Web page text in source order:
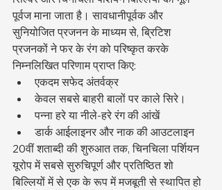
पूर्वज माना जाता है। सावधानीपूर्वक और
सुनियोजित प्रजनन के माध्यम से, ब्रिटिश
प्रजनकों ने फर के रंग को परिष्कृत करके
निम्नलिखित परिणाम प्राप्त किए:
एकदम सफेद अंतर्वक्र
केवल सबसे बाहरी बालों पर काले सिरे।
पन्ना हरे या नीले-हरे रंग की आंखें
डार्क आईलाइनर और नाक की आउटलाइन
20वीं शताब्दी की शुरुआत तक, चिनचिला पर्शियन
यूरोप में सबसे सुरुचिपूर्ण और प्रतिष्ठित शो
बिल्लियों में से एक के रूप में मजबूती से स्थापित हो